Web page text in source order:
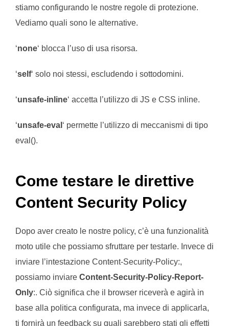
stiamo configurando le nostre regole di protezione.
Vediamo quali sono le alternative.
‘none‘ blocca l’uso di usa risorsa.
‘self‘ solo noi stessi, escludendo i sottodomini.
‘unsafe-inline‘ accetta l’utilizzo di JS e CSS inline.
‘unsafe-eval ‘ permette l’utilizzo di meccanismi di tipo
eval().
Come testare le direttive
Content Security Policy
Dopo aver creato le nostre policy, c’è una funzionalità
moto utile che possiamo sfruttare per testarle. Invece di
inviare l’intestazione Content-Security-Policy:,
possiamo inviare Content-Security-Policy-Report-
Only:. Ciò significa che il browser riceverà e agirà in
base alla politica configurata, ma invece di applicarla,
ti fornirà un feedback su quali sarebbero stati gli effetti